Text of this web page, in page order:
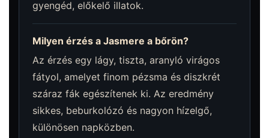
gyengéd, előkelő illatok.
Milyen érzés a Jasmere a bőrön?
Az érzés egy lágy, tiszta, aranyló virágos
fátyol, amelyet finom pézsma és diszkrét
száraz fák egészítenek ki. Az eredmény
sikkes, beburkolózó és nagyon hízelgő,
különösen napközben.